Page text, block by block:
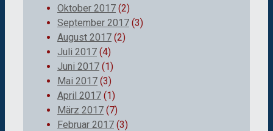
Oktober 2017 (2)
September 2017 (3)
August 2017 (2)
Juli 2017 (4)
Juni 2017 (1)
Mai 2017 (3)
April 2017 (1)
März 2017 (7)
Februar 2017 (3)